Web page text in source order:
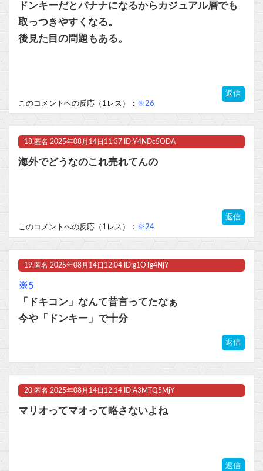
ドンキーだとバナナになるからカジュアル層でも
取っつきやすくなる。
後見た目の問題もある。
返信
このコメントへの反応（1レス）： ※26
18. 匿名 2025年08月14日11:37 ID:Y4NDc5ODA
海外でどうなのこれ売れてんの
返信
このコメントへの反応（1レス）： ※24
19. 匿名 2025年08月14日12:04 ID:g1OTg4NjY
※5
「ドキコン」なんて昔言ってたなぁ
今や「ドンキー」で十分
返信
20. 匿名 2025年08月14日12:14 ID:A3MTQ5MjY
マリオってマオって略さないよね
返信